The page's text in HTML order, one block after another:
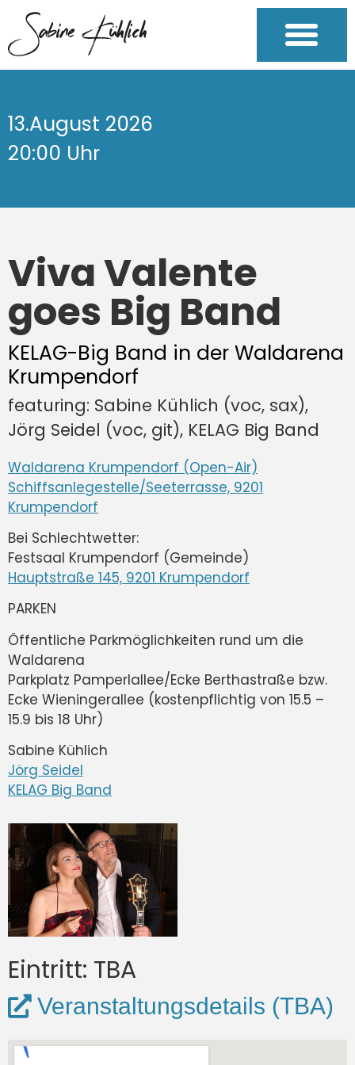
13.August 2026
20:00 Uhr
Viva Valente
goes Big Band
KELAG-Big Band in der Waldarena
Krumpendorf
featuring: Sabine Kühlich (voc, sax),
Jörg Seidel (voc, git), KELAG Big Band
Waldarena Krumpendorf (Open-Air)
Schiffsanlegestelle/Seeterrasse, 9201
Krumpendorf
Bei Schlechtwetter:
Festsaal Krumpendorf (Gemeinde)
Hauptstraße 145, 9201 Krumpendorf
PARKEN
Öffentliche Parkmöglichkeiten rund um die
Waldarena
Parkplatz Pamperlallee/Ecke Berthastraße bzw.
Ecke Wieningerallee (kostenpflichtig von 15.5 –
15.9 bis 18 Uhr)
Sabine Kühlich
Jörg Seidel
KELAG Big Band
Eintritt: TBA
Veranstaltungsdetails (TBA)